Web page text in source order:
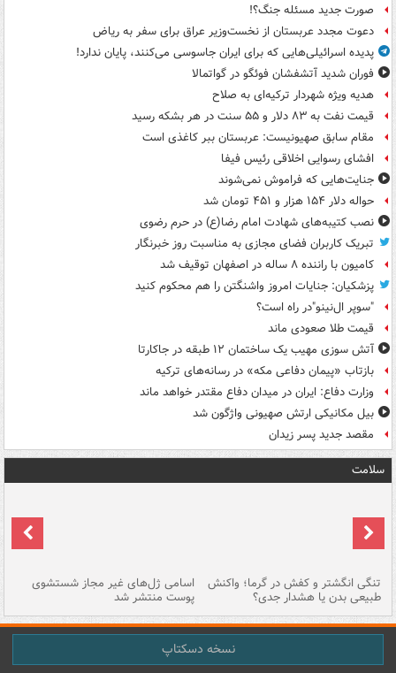
صورت جدید مسئله جنگ؟!
دعوت مجدد عربستان از نخست‌وزیر عراق برای سفر به ریاض
پدیده اسرائیلی‌هایی که برای ایران جاسوسی می‌کنند، پایان ندارد!
فوران شدید آتشفشان فوئگو در گواتمالا
هدیه ویژه شهردار ترکیه‌ای به صلاح
قیمت نفت به ۸۳ دلار و ۵۵ سنت در هر بشکه رسید
مقام سابق صهیونیست: عربستان ببر کاغذی است
افشای رسوایی اخلاقی رئیس فیفا
جنایت‌هایی که فراموش نمی‌شوند
حواله دلار ۱۵۴ هزار و ۴۵۱ تومان شد
نصب کتیبه‌های شهادت امام رضا(ع) در حرم رضوی
تبریک کاربران فضای مجازی به مناسبت روز خبرنگار
کامیون با راننده ۸ ساله در اصفهان توقیف شد
پزشکیان: جنایات امروز واشنگتن را هم محکوم کنید
"سوپر ال‌نینو"در راه است؟
قیمت طلا صعودی ماند
آتش سوزی مهیب یک ساختمان ۱۲ طبقه در جاکارتا
بازتاب «پیمان دفاعی مکه» در رسانه‌های ترکیه
وزارت دفاع: ایران در میدان دفاع مقتدر خواهد ماند
بیل مکانیکی ارتش صهیونی واژگون شد
مقصد جدید پسر زیدان
سلامت
تنگی انگشتر و کفش در گرما؛ واکنش
طبیعی بدن یا هشدار جدی؟
اسامی ژل‌های غیر مجاز شستشوی
پوست منتشر شد
نسخه دسکتاپ